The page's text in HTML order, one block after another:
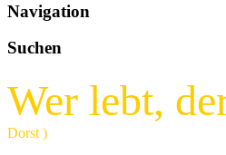
Navigation
Suchen
Wer lebt,
Dorst )